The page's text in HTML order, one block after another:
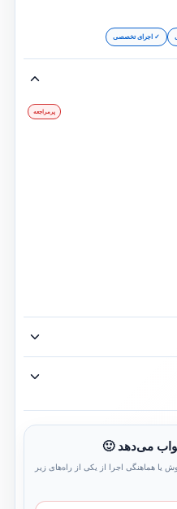
✓ اجرای تخصصی
پرمراجعه
می‌دهد 🙂
یا هماهنگی اجرا از یکی از راه‌های زیر